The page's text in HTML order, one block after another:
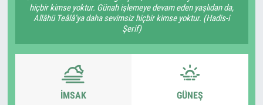
hiçbir kimse yoktur. Günah işlemeye devam eden yaşlıdan da,
Allâhü Teâlâ’ya daha sevimsiz hiçbir kimse yoktur. (Hadis-i
Şerif)
İMSAK GÜNEŞ